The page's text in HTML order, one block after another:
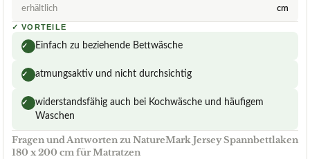
erhältlich
cm
✓ VORTEILE
✓ Einfach zu beziehende Bettwäsche
✓ atmungsaktiv und nicht durchsichtig
✓
widerstandsfähig auch bei Kochwäsche und häufigem
Waschen
Fragen und Antworten zu NatureMark Jersey Spannbettlaken
180 x 200 cm für Matratzen